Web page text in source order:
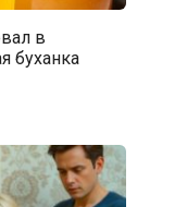
в
буханка